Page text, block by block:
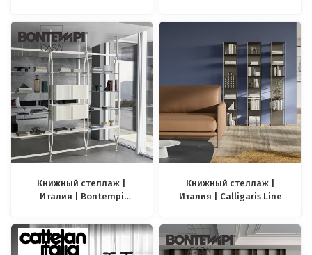
Книжный стеллаж |
Италия | Bontempi
Книжный стеллаж |
Италия | Calligaris Line